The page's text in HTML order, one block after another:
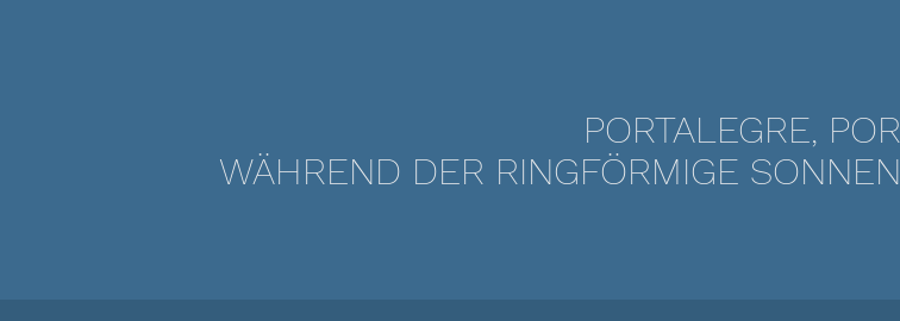
PORTALEGRE,
WÄHREND DER RINGFÖRMIGE